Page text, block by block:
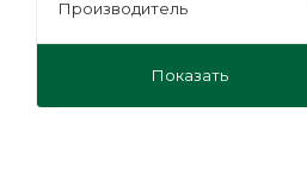
Производитель
Показать